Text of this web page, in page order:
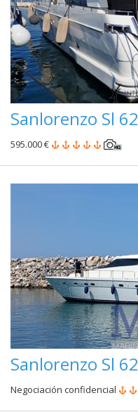
Sanlorenzo Sl 62
595.000 €
Sanlorenzo Sl 62
Negociación confidencial